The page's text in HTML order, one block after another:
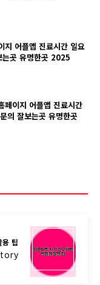
지 어플앱 진료시간 일요
는곳 유명한곳 2025
페이지 어플앱 진료시간
의 잘보는곳 유명한곳
용 팁